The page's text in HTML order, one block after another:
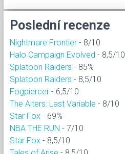
Poslední recenze
Nightmare Frontier - 8/10
Halo Campaign Evolved - 8,5/10
Splatoon Raiders - 85%
Splatoon Raiders - 8,5/10
Fogpiercer - 6,5/10
The Alters: Last Variable - 8/10
Star Fox - 69%
NBA THE RUN - 7/10
Star Fox - 8,5/10